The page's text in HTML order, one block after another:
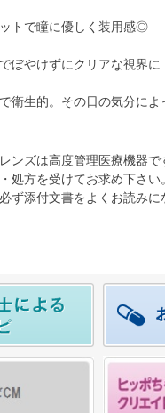
トで瞳に優しく装用感◎
ぼやけずにクリアな視界に
衛生的。その日の気分に
ンズは高度管理医療機器で
処方を受けてお求め下さい。
ず添付文書をよくお読み